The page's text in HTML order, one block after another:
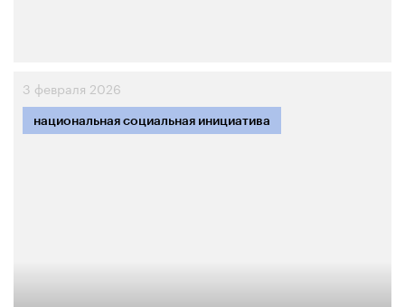
3 февраля 2026
национальная социальная инициатива